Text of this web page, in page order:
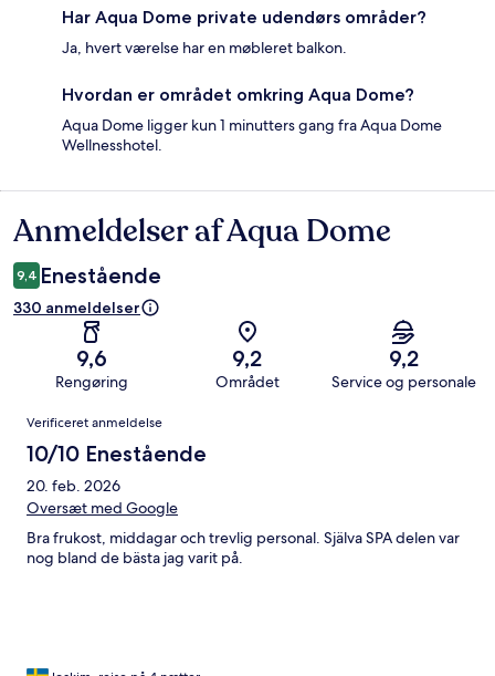
Har Aqua Dome private udendørs områder?
Ja, hvert værelse har en møbleret balkon.
Hvordan er området omkring Aqua Dome?
Aqua Dome ligger kun 1 minutters gang fra Aqua Dome
Wellnesshotel.
Anmeldelser
Anmeldelser af Aqua Dome
9,4 Enestående
330 anmeldelser
9,6
Rengøring
9,2
Området
9,2
Service og personale
Anmeldelser
Verificeret anmeldelse
10/10 Enestående
20. feb. 2026
Oversæt med Google
Bra frukost, middagar och trevlig personal. Själva SPA delen var
nog bland de bästa jag varit på.